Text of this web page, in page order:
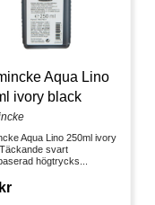
Aqua Lino
ivory black
Aqua Lino 250ml ivory
svart
högtrycks...